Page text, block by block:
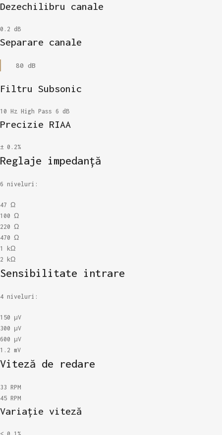
Dezechilibru canale
0.2 dB
Separare canale
80 dB
Filtru Subsonic
10 Hz High Pass 6 dB
Precizie RIAA
± 0.2%
Reglaje impedanță
6 niveluri:
47 Ω
100 Ω
220 Ω
470 Ω
1 kΩ
2 kΩ
Sensibilitate intrare
4 niveluri:
150 μV
300 μV
600 μV
1.2 mV
Viteză de redare
33 RPM
45 RPM
Variație viteză